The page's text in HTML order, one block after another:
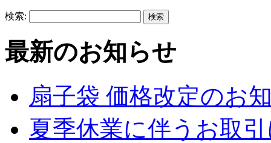
検索:
最新のお知らせ
扇子袋 価格改定のお
夏季休業に伴うお取